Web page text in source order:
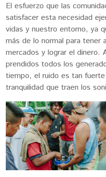
El esfuerzo que las
satisfacer esta necesidad
vidas y nuestro entorno, ya
más de lo normal para tener
mercados y lograr el dinero.
prendidos todos los
tiempo, el ruido es tan
tranquilidad que traen los